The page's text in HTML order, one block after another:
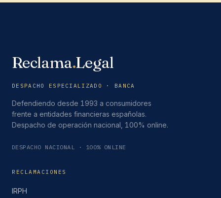
Reclama.Legal
DESPACHO ESPECIALIZADO · BANCA
Defendiendo desde 1993 a consumidores
frente a entidades financieras españolas.
Despacho de operación nacional, 100% online.
DESPACHO NACIONAL · 100% ONLINE
RECLAMACIONES
IRPH